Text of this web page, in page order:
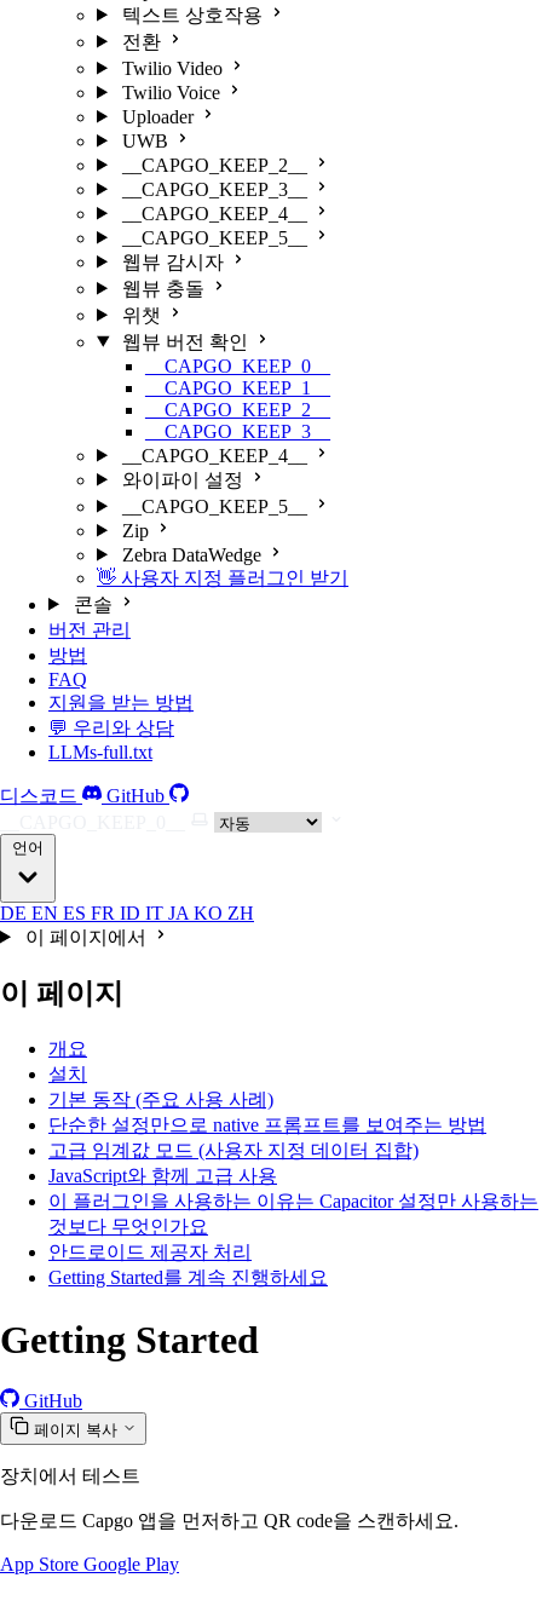
텍스트 상호작용
전환
Twilio Video
Twilio Voice
Uploader
UWB
__CAPGO_KEEP_2__
__CAPGO_KEEP_3__
__CAPGO_KEEP_4__
__CAPGO_KEEP_5__
웹뷰 감시자
웹뷰 충돌
위챗
웹뷰 버전 확인
__CAPGO_KEEP_0__
__CAPGO_KEEP_1__
__CAPGO_KEEP_2__
__CAPGO_KEEP_3__
__CAPGO_KEEP_4__
와이파이 설정
__CAPGO_KEEP_5__
Zip
Zebra DataWedge
👋 사용자 지정 플러그인 받기
콘솔
버전 관리
방법
FAQ
지원을 받는 방법
💬 우리와 상담
LLMs-full.txt
디스코드
GitHub
언어
DE EN ES FR ID IT JA KO ZH
이 페이지에서
이 페이지
개요
설치
기본 동작 (주요 사용 사례)
단순한 설정만으로 native 프롬프트를 보여주는 방법
고급 임계값 모드 (사용자 지정 데이터 집합)
JavaScript와 함께 고급 사용
이 플러그인을 사용하는 이유는 Capacitor 설정만 사용하는
것보다 무엇인가요
안드로이드 제공자 처리
Getting Started를 계속 진행하세요
Getting Started
GitHub
페이지 복사
장치에서 테스트
다운로드 Capgo 앱을 먼저하고 QR code을 스캔하세요.
App Store Google Play